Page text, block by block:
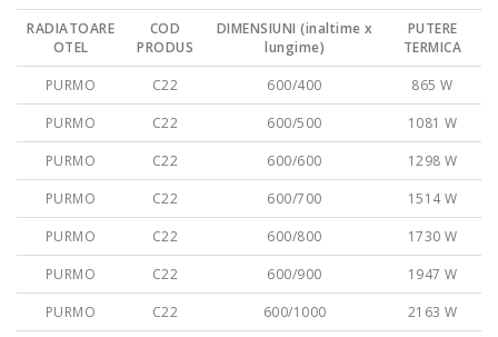
RADIATOARE
OTEL
COD
PRODUS
DIMENSIUNI (inaltime x
lungime)
PUTERE
TERMICA
PURMO
C22 600/400
865 W
PURMO
C22 600/500
1081 W
PURMO
C22 600/600
1298 W
PURMO
C22 600/700
1514 W
PURMO
C22 600/800
1730 W
PURMO
C22 600/900
1947 W
PURMO
C22 600/1000
2163 W